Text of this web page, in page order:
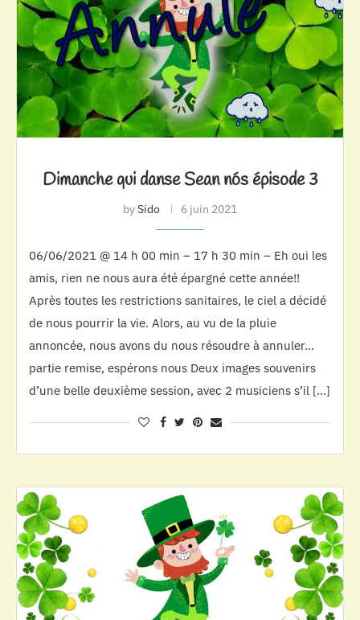
Dimanche qui danse Sean nós épisode 3
bySido 6 juin 2021
06/06/2021 @ 14 h 00 min – 17 h 30 min – Eh oui les
amis, rien ne nous aura été épargné cette année!!
Après toutes les restrictions sanitaires, le ciel a décidé
de nous pourrir la vie. Alors, au vu de la pluie
annoncée, nous avons du nous résoudre à annuler…
partie remise, espérons nous Deux images souvenirs
d’une belle deuxième session, avec 2 musiciens s’il […]